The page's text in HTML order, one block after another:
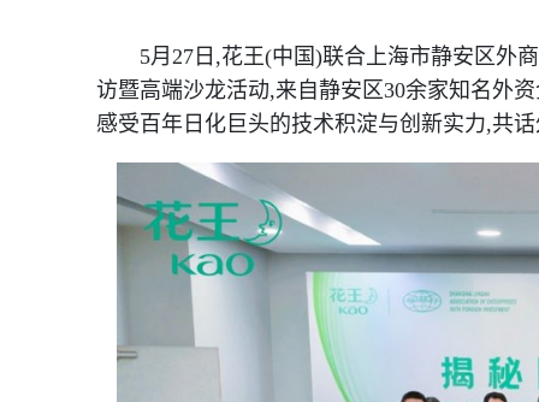
5月27日,花王(中国)联合上海市静安区外
访暨高端沙龙活动,来自静安区30余家知名外
感受百年日化巨头的技术积淀与创新实力,共